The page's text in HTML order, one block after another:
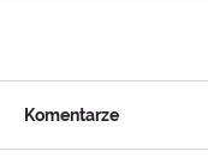
Komentarze